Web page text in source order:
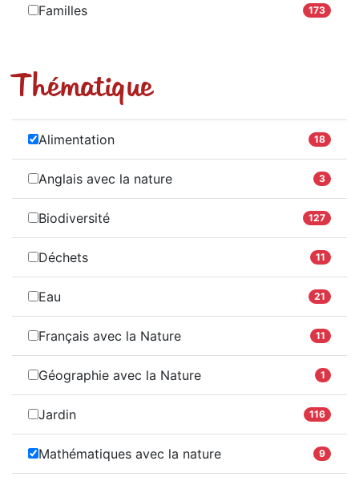
Familles 173
Thématique
Alimentation 18
Anglais avec la nature 3
Biodiversité 127
Déchets 11
Eau 21
Français avec la Nature 11
Géographie avec la Nature 1
Jardin 116
Mathématiques avec la nature 9